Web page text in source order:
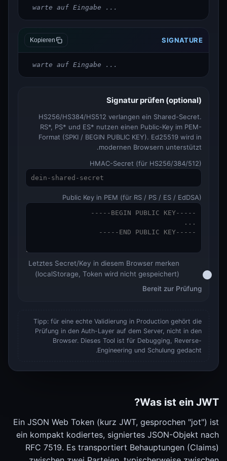
warte auf Eingabe ...
SIGNATURE
Kopieren
warte auf Eingabe ...
Signatur prüfen (optional)
HS256/HS384/HS512 verlangen ein Shared-Secret.
RS*, PS* und ES* nutzen einen Public-Key im PEM-
Format (SPKI / BEGIN PUBLIC KEY). Ed25519 wird in
modernen Browsern unterstützt.
HMAC-Secret (für HS256/384/512)
Public Key in PEM (für RS / PS / ES / EdDSA)
Letztes Secret/Key in diesem Browser merken
(localStorage, Token wird nicht gespeichert)
Bereit zur Prüfung
Tipp: für eine echte Validierung in Production gehört die
Prüfung in den Auth-Layer auf dem Server, nicht in den
Browser. Dieses Tool ist für Debugging, Reverse-
Engineering und Schulung gedacht.
Was ist ein JWT?
Ein JSON Web Token (kurz JWT, gesprochen "jot") ist
ein kompakt kodiertes, signiertes JSON-Objekt nach
RFC 7519. Es transportiert Behauptungen (Claims)